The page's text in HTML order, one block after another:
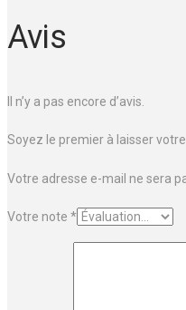
Avis
Il n’y a pas encore d’avis.
Soyez le premier à laisser
Votre adresse e-mail ne sera
Votre note *